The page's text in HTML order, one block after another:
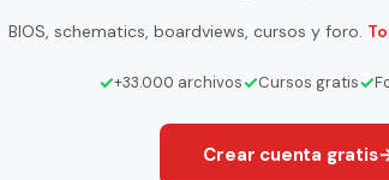
BIOS, schematics, boardviews, cursos y foro.
✓+33.000 archivos✓Cursos gratis✓
Crear cuenta gratis